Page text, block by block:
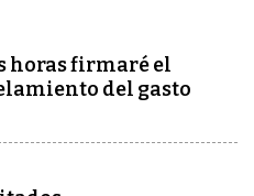
horas firmaré el
del gasto